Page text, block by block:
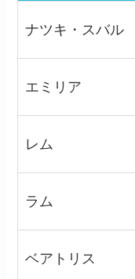
ナツキ・スバル
エミリア
レム
ラム
ベアトリス